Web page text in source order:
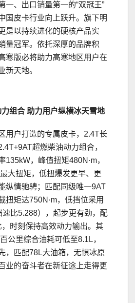
一、出口销量第一的“双冠王”
国皮卡行业向上跃升。旗下明
是以持续进化的硬核产品实
量冠军。依托深厚的品牌积
寒版必将助力高寒地区用户在
新天地。
组合 助力用户纵横冰天雪地
用户打造的专属皮卡，2.4T长
超燃柴油动力组合，
135kW，峰值扭矩480N·m，
大扭矩，低扭爆发更早、更
纵情驰骋；匹配同级唯一9AT
扭矩达750N·m，低挡位采用
速比5.288），起步更有劲，配
时刻保持高效动力输出。其
公里综合油耗可低至8.1L，
，匹配78L大油箱，无惧冰原
业的奋斗者在新征途上走得更